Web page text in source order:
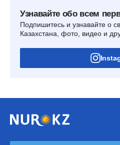
Узнавайте обо всем
Подпишитесь и узнавайте о
Казахстана, фото, видео и